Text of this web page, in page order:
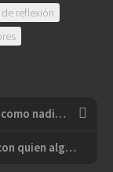
reflexión
“Todas las cosas ya fueron dichas, pero como nadie escucha es preciso comenzar de nuevo”
“Compárate con quien eras ayer, no con quien alguien más es hoy”